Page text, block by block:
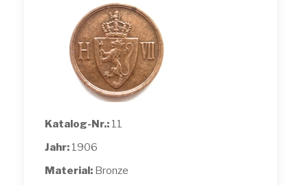
Katalog-Nr.: 11
Jahr: 1906
Material: Bronze